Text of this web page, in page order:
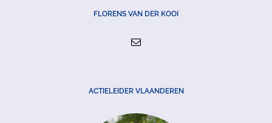
FLORENS VAN DER KOOI
ACTIELEIDER VLAANDEREN